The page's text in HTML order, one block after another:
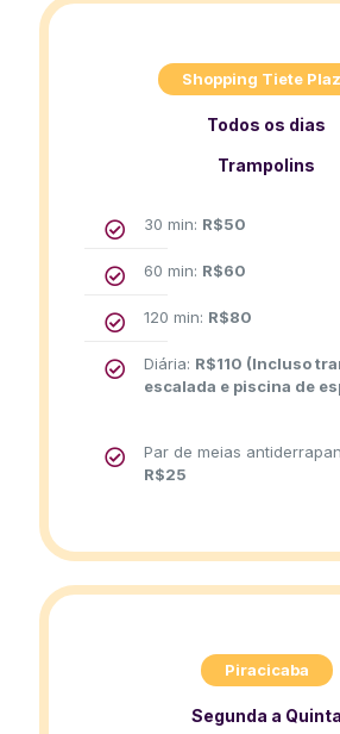
Shopping Tiete
Todos os dias
Trampolins
30 min: R$50
60 min: R$60
120 min: R$80
Diária: R$110 (Incluso
escalada e piscina de
Par de meias
R$25
Piracicaba
Segunda a Quinta